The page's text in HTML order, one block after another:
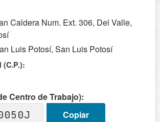
Caldera Num. Ext. 306, Del Valle,
Luis Potosí, San Luis Potosí
Centro de Trabajo):
Copiar